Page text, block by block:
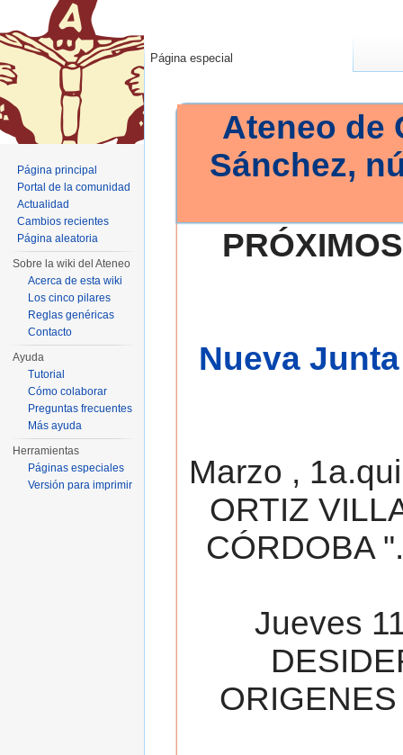
Ateneo de
Sánchez,
Nueva
Marzo ,
ORTIZ
CÓRDOBA
Jueves
Página especial
Página principal
Portal de la comunidad
Actualidad
Cambios recientes
Página aleatoria
Sobre la wiki del Ateneo
Acerca de esta wiki
Los cinco pilares
Reglas genéricas
Contacto
Ayuda
Tutorial
Cómo colaborar
Preguntas frecuentes
Más ayuda
Herramientas
Páginas especiales
Versión para imprimir